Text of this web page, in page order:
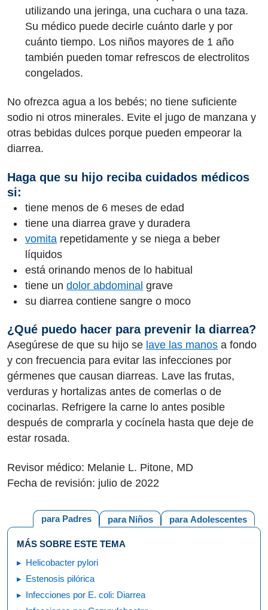
utilizando una jeringa, una cuchara o una taza.
Su médico puede decirle cuánto darle y por
cuánto tiempo. Los niños mayores de 1 año
también pueden tomar refrescos de electrolitos
congelados.
No ofrezca agua a los bebés; no tiene suficiente
sodio ni otros minerales. Evite el jugo de manzana y
otras bebidas dulces porque pueden empeorar la
diarrea.
Haga que su hijo reciba cuidados médicos
si:
tiene menos de 6 meses de edad
tiene una diarrea grave y duradera
vomita repetidamente y se niega a beber
líquidos
está orinando menos de lo habitual
tiene un dolor abdominal grave
su diarrea contiene sangre o moco
¿Qué puedo hacer para prevenir la diarrea?
Asegúrese de que su hijo se lave las manos a fondo
y con frecuencia para evitar las infecciones por
gérmenes que causan diarreas. Lave las frutas,
verduras y hortalizas antes de comerlas o de
cocinarlas. Refrigere la carne lo antes posible
después de comprarla y cocínela hasta que deje de
estar rosada.
Revisor médico: Melanie L. Pitone, MD
Fecha de revisión: julio de 2022
para Adolescentes
para Niños
para Padres
MÁS SOBRE ESTE TEMA
Helicobacter pylori
Estenosis pilórica
Infecciones por E. coli: Diarrea